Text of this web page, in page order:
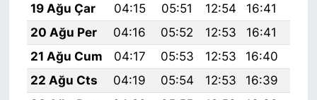
19 Ağu Çar
04:15 05:51 12:54 16:41
20 Ağu Per
04:16 05:52 12:53 16:41
21 Ağu Cum
04:17 05:53 12:53 16:40
22 Ağu Cts
04:19 05:54 12:53 16:39